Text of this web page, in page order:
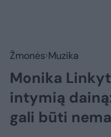
Žmonės Muzika
Monika
intymią
gali būti